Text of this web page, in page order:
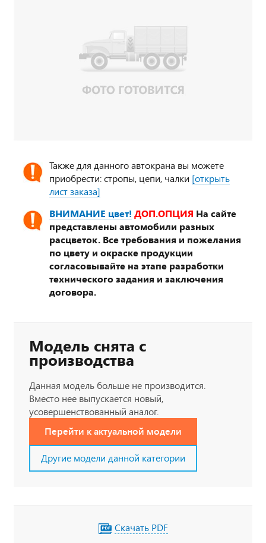
Также для данного автокрана вы можете
приобрести: стропы, цепи, чалки [открыть
лист заказа]
ВНИМАНИЕ цвет! ДОП.ОПЦИЯ На сайте
представлены автомобили разных
расцветок. Все требования и пожелания
по цвету и окраске продукции
согласовывайте на этапе разработки
технического задания и заключения
договора.
Модель снята с
производства
Данная модель больше не производится.
Вместо нее выпускается новый,
усовершенствованный аналог.
Перейти к актуальной модели
Другие модели данной категории
Скачать PDF